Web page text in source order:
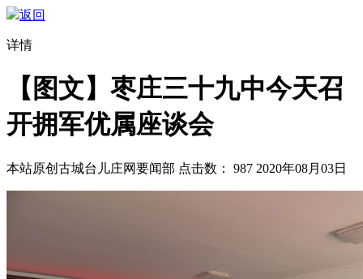
返回
详情
【图文】枣庄三十九中今天召
开拥军优属座谈会
本站原创 古城台儿庄网要闻部 点击数： 987 2020年08月03日